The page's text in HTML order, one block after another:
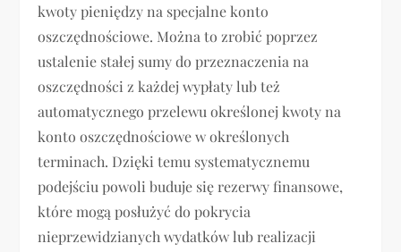
kwoty pieniędzy na specjalne konto
oszczędnościowe. Można to zrobić poprzez
ustalenie stałej sumy do przeznaczenia na
oszczędności z każdej wypłaty lub też
automatycznego przelewu określonej kwoty na
konto oszczędnościowe w określonych
terminach. Dzięki temu systematycznemu
podejściu powoli buduje się rezerwy finansowe,
które mogą posłużyć do pokrycia
nieprzewidzianych wydatków lub realizacji